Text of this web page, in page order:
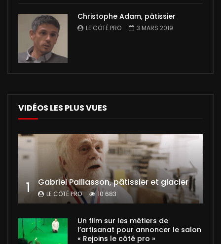
Christophe Adam, pâtissier
LE CÔTÉ PRO 3 MARS 2019
VIDÉOS LES PLUS VUES
1 Gabriel Paillasson, pâtissier et glacier
LE CÔTÉ PRO 10 683
Un film sur les métiers de
l’artisanat pour annoncer le salon
« Rejoins le côté pro »